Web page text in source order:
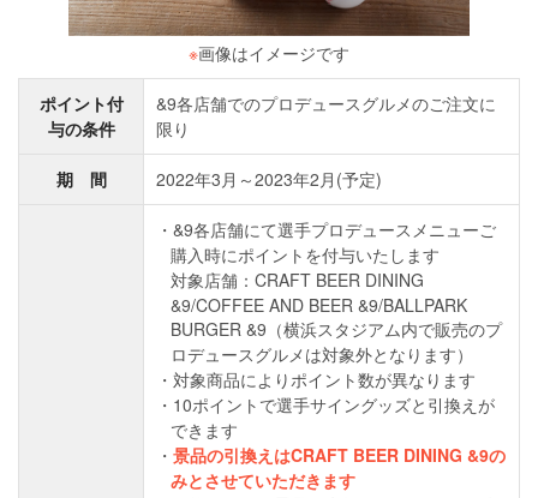
※画像はイメージです
ポイント付
与の条件
&9各店舗でのプロデュースグルメのご注文に
限り
期 間 2022年3月～2023年2月(予定)
&9各店舗にて選手プロデュースメニューご
購入時にポイントを付与いたします
対象店舗：CRAFT BEER DINING
&9/COFFEE AND BEER &9/BALLPARK
BURGER &9（横浜スタジアム内で販売のプ
ロデュースグルメは対象外となります）
対象商品によりポイント数が異なります
10ポイントで選手サイングッズと引換えが
できます
景品の引換えはCRAFT BEER DINING &9の
みとさせていただきます